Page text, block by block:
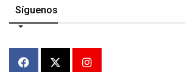
Síguenos